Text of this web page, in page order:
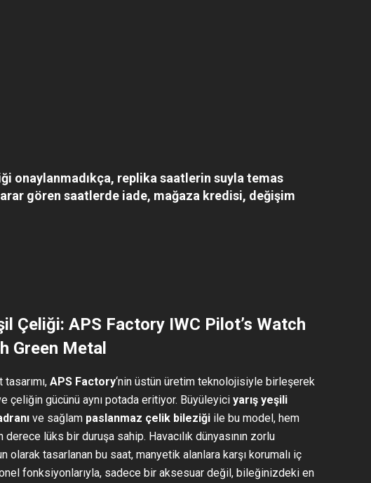
onaylanmadıkça, replika saatlerin suyla temas
gören saatlerde iade, mağaza kredisi, değişim
Çeliği: APS Factory IWC Pilot’s Watch
Green Metal
APS Factory‘nin üstün üretim teknolojisiyle birleşerek
çeliğin gücünü aynı potada eritiyor. Büyüleyici yarış yeşili
ve sağlam paslanmaz çelik bileziği ile bu model, hem
lüks bir duruşa sahip. Havacılık dünyasının zorlu
olarak tasarlanan bu saat, manyetik alanlara karşı korumalı iç
fonksiyonlarıyla, sadece bir aksesuar değil, bileğinizdeki en